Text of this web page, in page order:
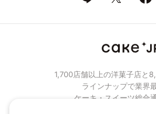
1,700店舗以上の洋菓子店と
ラインナップで業界
ケーキ・スイーツ総合